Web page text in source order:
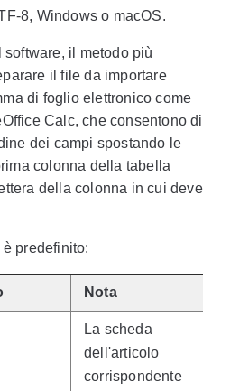
8, Windows o macOS.
il metodo più
il file da importare
di foglio elettronico come
Calc, che consentono di
dei campi spostando le
colonna della tabella
della colonna in cui deve
predefinito:
Nota
La scheda
dell'articolo
corrispondente